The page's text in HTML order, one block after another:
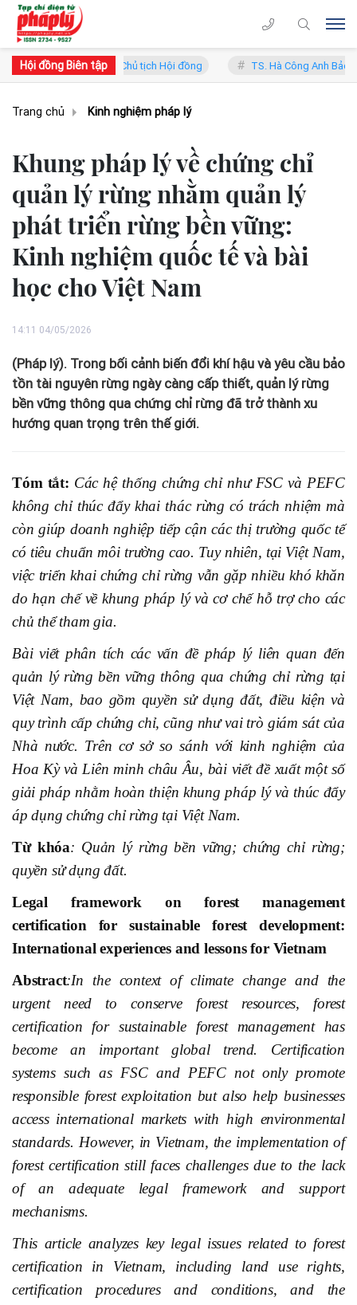
Hội đồng Biên tập
Lý - Phó Chủ tịch Hội đồng TS. Hà Công Anh Bảo - Phó Chủ
Trang chủ Kinh nghiệm pháp lý
Khung pháp lý về chứng chỉ
quản lý rừng nhằm quản lý
phát triển rừng bền vững:
Kinh nghiệm quốc tế và bài
học cho Việt Nam
14:11 04/05/2026
(Pháp lý). Trong bối cảnh biến đổi khí hậu và yêu cầu bảo
tồn tài nguyên rừng ngày càng cấp thiết, quản lý rừng
bền vững thông qua chứng chỉ rừng đã trở thành xu
hướng quan trọng trên thế giới.
Tóm tắt: Các hệ thống chứng chỉ như FSC và PEFC
không chỉ thúc đẩy khai thác rừng có trách nhiệm mà
còn giúp doanh nghiệp tiếp cận các thị trường quốc tế
có tiêu chuẩn môi trường cao. Tuy nhiên, tại Việt Nam,
việc triển khai chứng chỉ rừng vẫn gặp nhiều khó khăn
do hạn chế về khung pháp lý và cơ chế hỗ trợ cho các
chủ thể tham gia.
Bài viết phân tích các vấn đề pháp lý liên quan đến
quản lý rừng bền vững thông qua chứng chỉ rừng tại
Việt Nam, bao gồm quyền sử dụng đất, điều kiện và
quy trình cấp chứng chỉ, cũng như vai trò giám sát của
Nhà nước. Trên cơ sở so sánh với kinh nghiệm của
Hoa Kỳ và Liên minh châu Âu, bài viết đề xuất một số
giải pháp nhằm hoàn thiện khung pháp lý và thúc đẩy
áp dụng chứng chỉ rừng tại Việt Nam.
Từ khóa: Quản lý rừng bền vững; chứng chỉ rừng;
quyền sử dụng đất.
Legal framework on forest management
certification for sustainable forest development:
International experiences and lessons for Vietnam
Abstract:In the context of climate change and the
urgent need to conserve forest resources, forest
certification for sustainable forest management has
become an important global trend. Certification
systems such as FSC and PEFC not only promote
responsible forest exploitation but also help businesses
access international markets with high environmental
standards. However, in Vietnam, the implementation of
forest certification still faces challenges due to the lack
of an adequate legal framework and support
mechanisms.
This article analyzes key legal issues related to forest
certification in Vietnam, including land use rights,
certification procedures and conditions, and the